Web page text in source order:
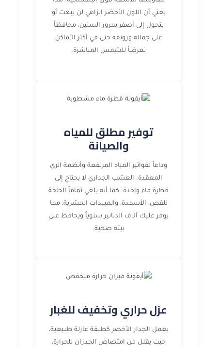
يعني أن اللون الأخضر الزاهي لن يبهت أو
يتحول إلى أصفر بمرور السنين، محافظاً
على جماله ورونقه حتى في أكثر الأماكن
تعرضاً للشمس المباشرة.
توفير مطلق للمياه
والصيانة
وداعاً لفواتير المياه المرتفعة وأنظمة الري
المعقدة. العشب الجداري لا يحتاج إلى
قطرة ماء واحدة. كما أنه يلغي تماماً الحاجة
للقص، الأسمدة، والمبيدات الحشرية، مما
يوفر عليك آلاف الدنانير سنوياً ويحافظ على
بيئة صحية.
عزل حراري وتخفيف للغبار
يعمل الجدار الأخضر كطبقة عازلة طبيعية،
حيث يقلل من امتصاص الجدران للحرارة،